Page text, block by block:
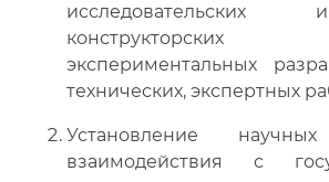
экспериментальных
технических, экспертных
Установление
взаимодействия с